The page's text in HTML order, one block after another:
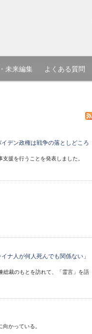
未来編集 よくある質問
デン政権は戦争の落としどころ
援を行うことを発表しました。
ナ人が何人死んでも関係ない」
総裁のもとを訪れて、「霊言」を語
かっている。